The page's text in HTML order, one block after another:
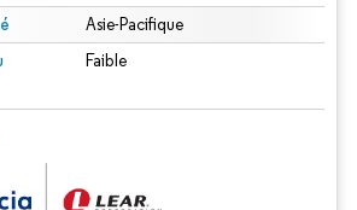
Asie-Pacifique
Faible
La réutilisation nécessite une attribution sous CC